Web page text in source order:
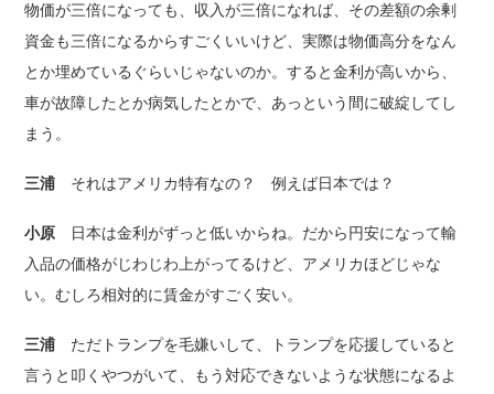
物価が三倍になっても、収入が三倍になれば、その差額の余剰
資金も三倍になるからすごくいいけど、実際は物価高分をなん
とか埋めているぐらいじゃないのか。すると金利が高いから、
車が故障したとか病気したとかで、あっという間に破綻してし
まう。
三浦 それはアメリカ特有なの？ 例えば日本では？
小原 日本は金利がずっと低いからね。だから円安になって輸
入品の価格がじわじわ上がってるけど、アメリカほどじゃな
い。むしろ相対的に賃金がすごく安い。
三浦 ただトランプを毛嫌いして、トランプを応援していると
言うと叩くやつがいて、もう対応できないような状態になるよ